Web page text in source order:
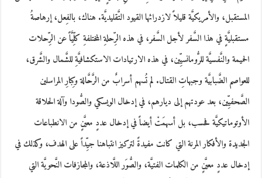
المستقبل، والأمريكيَّة قليلاً لازدرائها القيود التَّقليديَّة. هناك، بالفِعل، إرهاصةُ
مستقبليَّةٍ في هذا السَّفر لأجل السَّفر، في هذه الرِّحلةِ المختلفةِ كلِّيَّاً عن الرِّحلات
الحميمة والنَّفسيَّة للرُّومانسيِّين، في هذه الارتيادات الاستكشافيَّةِ للشَّمال والشَّرق،
للعواصم الضَّبابيَّة وجبهاتِ القتال. لم تُسهم أسرابٌ من الرَّحَّالة وكِبارِ المراسلين
الصَّحفيِّين، بعد عودتهم إلى ديارهم، في إدخال الويسكي والصُّودا وآلة الحلاقة
الأوتوماتيكيَّة فحسب، بل أسهمَتْ أيضاً في إدخال عددٍ معيَّنٍ من الانطباعات
الجديدة والأفكار المرنة التي كانت مفيدةً لتركيز انتباهنا جيِّداً على الهدف، وكذلك في
إدخال عددٍ معيَّنٍ من الكلمات الفتيَّة، والصُّوَر اللَّاذعة، والمجازفات النَّحويَّة التي